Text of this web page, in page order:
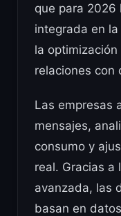
que para 2026
integrada en
la
relaciones con
Las empresas
mensajes,
consumo y
real. Gracias a
avanzada, las
basan en